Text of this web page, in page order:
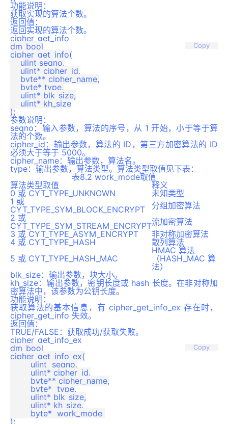
功能说明：
获取实现的算法个数。
返回值：
返回实现的算法个数。
cipher_get_info
Copy
dm_bool
cipher_get_info(
    ulint seqno,
    ulint* cipher_id,
    byte** cipher_name,
    byte* type,
    ulint* blk_size,
    ulint* kh_size
参数说明：
seqno：输入参数，算法的序号，从 1 开始，小于等于算
法的个数。
cipher_id：输出参数，算法的 ID，第三方加密算法的 ID
必须大于等于 5000。
cipher_name：输出参数，算法名。
type：输出参数，算法类型。算法类型取值见下表：
表8.2 work_mode取值
算法类型取值
释义
0 或 CYT_TYPE_UNKNOWN
未知类型
1 或
CYT_TYPE_SYM_BLOCK_ENCRYPT
分组加密算法
2 或
CYT_TYPE_SYM_STREAM_ENCRYPT流加密算法
3 或 CYT_TYPE_ASYM_ENCRYPT
非对称加密算法
4 或 CYT_TYPE_HASH
散列算法
5 或 CYT_TYPE_HASH_MAC
HMAC 算法
（HASH_MAC 算
法）
blk_size：输出参数，块大小。
kh_size：输出参数，密钥长度或 hash 长度。在非对称加
密算法中，该参数为公钥长度。
功能说明：
获取算法的基本信息，有 cipher_get_info_ex 存在时，
cipher_get_info 失效。
返回值 ：
TRUE/FALSE：获取成功/获取失败。
cipher_get_info_ex
Copy
dm_bool
cipher_get_info_ex(